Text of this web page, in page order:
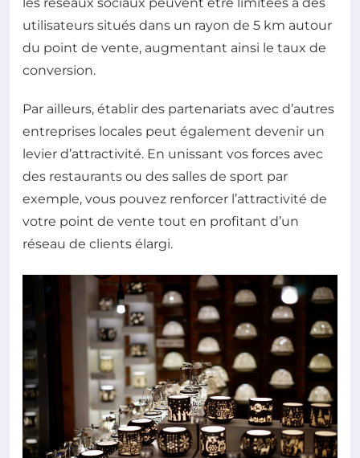
les réseaux sociaux peuvent être limitées à des
utilisateurs situés dans un rayon de 5 km autour
du point de vente, augmentant ainsi le taux de
conversion.
Par ailleurs, établir des partenariats avec d’autres
entreprises locales peut également devenir un
levier d’attractivité. En unissant vos forces avec
des restaurants ou des salles de sport par
exemple, vous pouvez renforcer l’attractivité de
votre point de vente tout en profitant d’un
réseau de clients élargi.